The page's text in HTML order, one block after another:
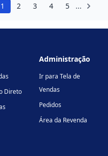
1 2 3 4 5 ...
Direto
Administração
Ir para Tela de
Vendas
Pedidos
Área da Revenda